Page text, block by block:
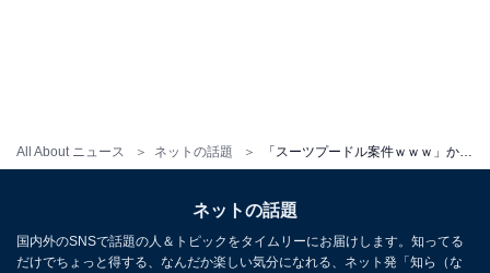
All About ニュース ネットの話題 「スーツプードル案件ｗｗｗ」かまいたち山内、“鼻血出るくらい高級”なTシャツ購入。妻「え？」と反応
ネットの話題
国内外のSNSで話題の人＆トピックをタイムリーにお届けします。知ってる
だけでちょっと得する、なんだか楽しい気分になれる、ネット発「知ら（な